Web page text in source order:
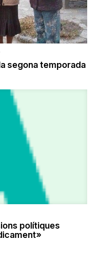
segona temporada
polítiques